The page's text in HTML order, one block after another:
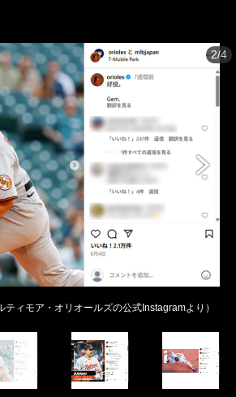
2/4
ィモア・オリオールズの公式Instagramより）